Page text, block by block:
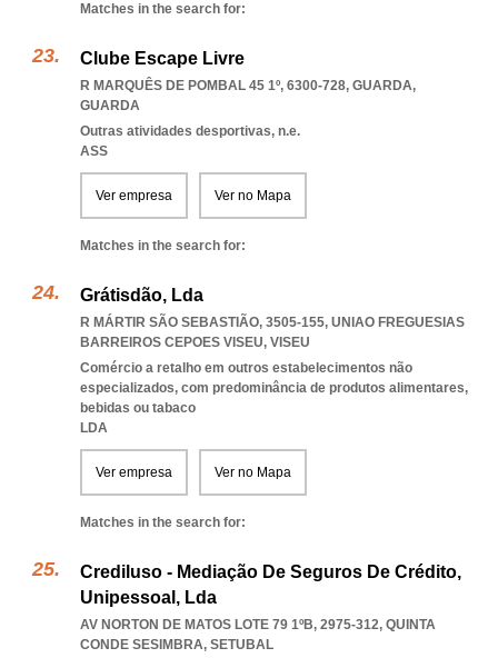
Matches in the search for:
Clube Escape Livre
R MARQUÊS DE POMBAL 45 1º, 6300-728, GUARDA,
GUARDA
Outras atividades desportivas, n.e.
ASS
Ver empresa Ver no Mapa
Matches in the search for:
Grátisdão, Lda
R MÁRTIR SÃO SEBASTIÃO, 3505-155, UNIAO FREGUESIAS
BARREIROS CEPOES VISEU, VISEU
Comércio a retalho em outros estabelecimentos não
especializados, com predominância de produtos alimentares,
bebidas ou tabaco
LDA
Ver empresa Ver no Mapa
Matches in the search for:
Crediluso - Mediação De Seguros De Crédito,
Unipessoal, Lda
AV NORTON DE MATOS LOTE 79 1ºB, 2975-312, QUINTA
CONDE SESIMBRA, SETUBAL